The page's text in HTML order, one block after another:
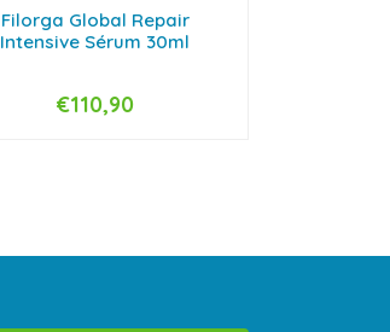
Filorga Global Repair
Intensive Sérum 30ml
+
€110,90